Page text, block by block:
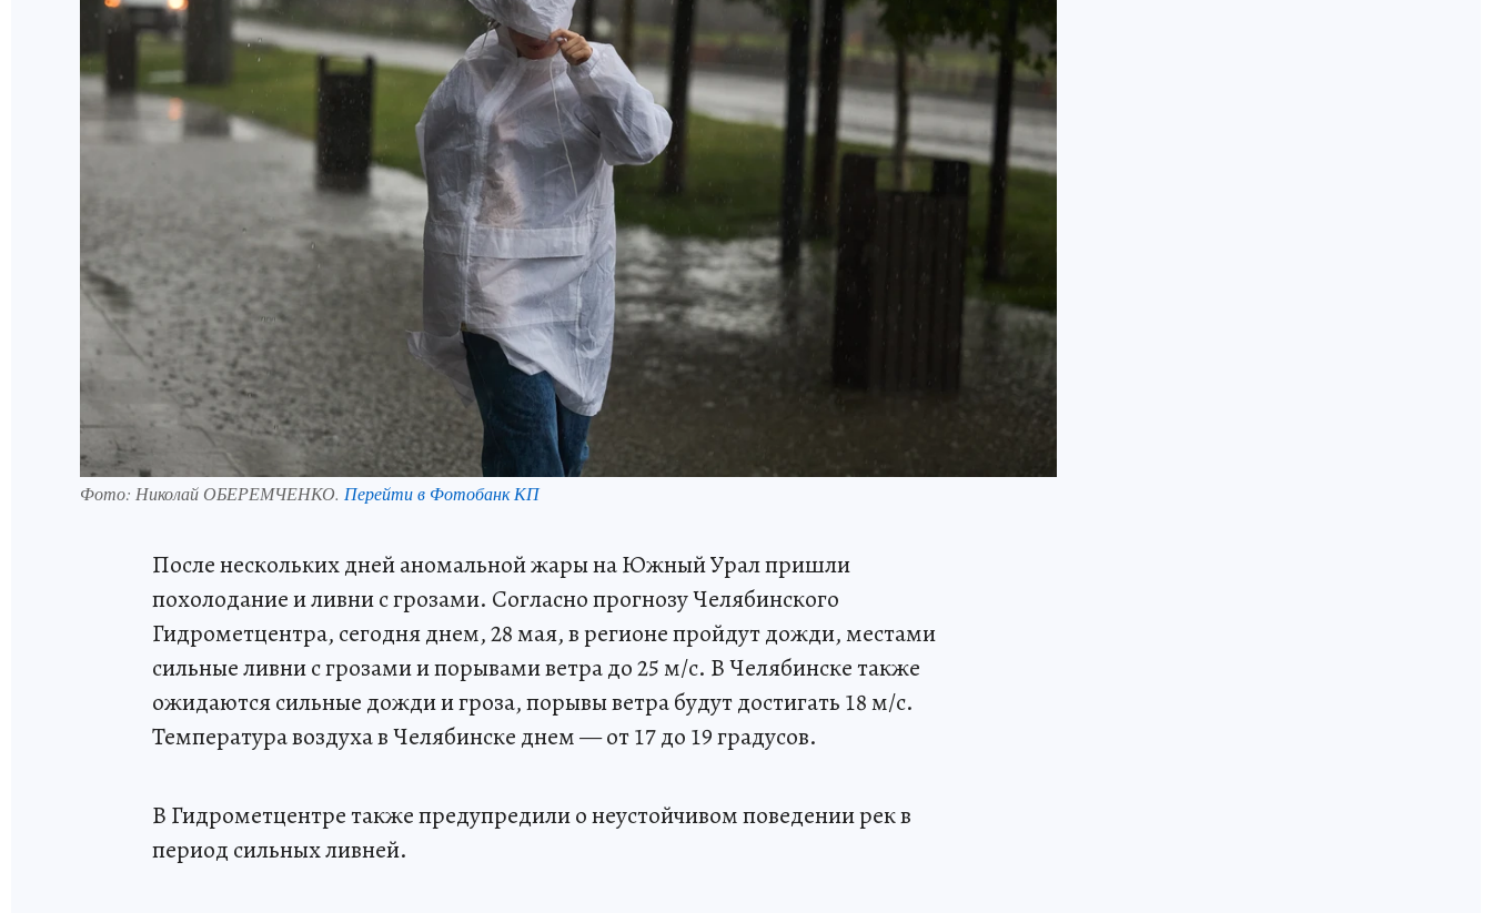
Фото: Николай ОБЕРЕМЧЕНКО. Перейти в Фотобанк КП
После нескольких дней аномальной жары на Южный Урал пришли
похолодание и ливни с грозами. Согласно прогнозу Челябинского
Гидрометцентра, сегодня днем, 28 мая, в регионе пройдут дожди, местами
сильные ливни с грозами и порывами ветра до 25 м/с. В Челябинске также
ожидаются сильные дожди и гроза, порывы ветра будут достигать 18 м/с.
Температура воздуха в Челябинске днем — от 17 до 19 градусов.
В Гидрометцентре также предупредили о неустойчивом поведении рек в
период сильных ливней.